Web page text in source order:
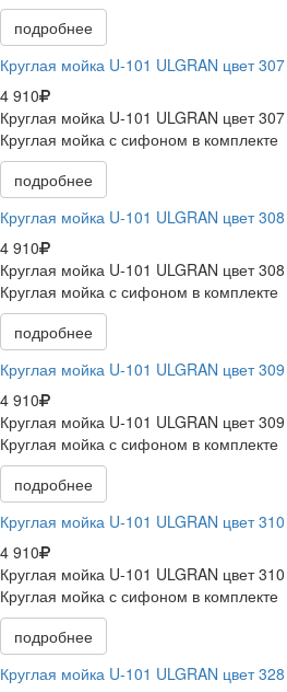
подробнее
Круглая мойка U-101 ULGRAN цвет 307
4 910
Круглая мойка U-101 ULGRAN цвет
Круглая мойка с сифоном в комплекте
подробнее
Круглая мойка U-101 ULGRAN цвет 308
4 910
Круглая мойка U-101 ULGRAN цвет
Круглая мойка с сифоном в комплекте
подробнее
Круглая мойка U-101 ULGRAN цвет 309
4 910
Круглая мойка U-101 ULGRAN цвет
Круглая мойка с сифоном в комплекте
подробнее
Круглая мойка U-101 ULGRAN цвет 310
4 910
Круглая мойка U-101 ULGRAN цвет
Круглая мойка с сифоном в комплекте
подробнее
Круглая мойка U-101 ULGRAN цвет 328